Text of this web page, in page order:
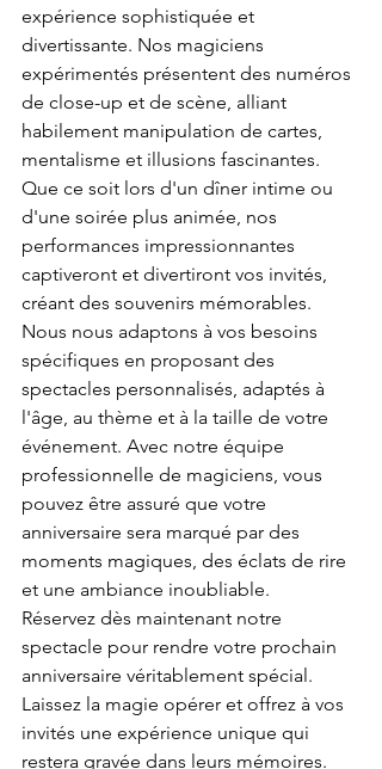
expérience sophistiquée et
divertissante. Nos magiciens
expérimentés présentent des numéros
de close-up et de scène, alliant
habilement manipulation de cartes,
mentalisme et illusions fascinantes.
Que ce soit lors d'un dîner intime ou
d'une soirée plus animée, nos
performances impressionnantes
captiveront et divertiront vos invités,
créant des souvenirs mémorables.
Nous nous adaptons à vos besoins
spécifiques en proposant des
spectacles personnalisés, adaptés à
l'âge, au thème et à la taille de votre
événement. Avec notre équipe
professionnelle de magiciens, vous
pouvez être assuré que votre
anniversaire sera marqué par des
moments magiques, des éclats de rire
et une ambiance inoubliable.
Réservez dès maintenant notre
spectacle pour rendre votre prochain
anniversaire véritablement spécial.
Laissez la magie opérer et offrez à vos
invités une expérience unique qui
restera gravée dans leurs mémoires.